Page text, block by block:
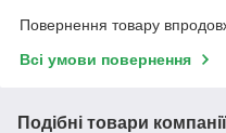
Повернення товару
Всі умови повернення
Подібні товари компанії